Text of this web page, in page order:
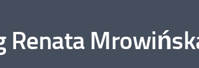
Renata